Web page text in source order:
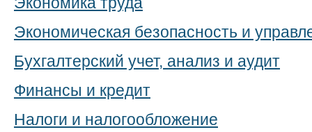
Экономическая безопасность и
Бухгалтерский учет, анализ и аудит
Финансы и кредит
Налоги и налогообложение